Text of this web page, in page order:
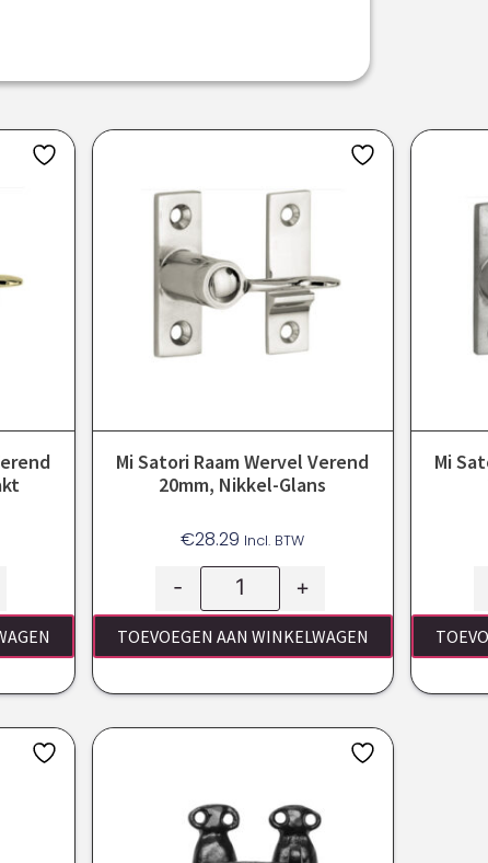
Mi Satori Raam Wervel Verend
20mm, Nikkel-Glans
€28.29 Incl. BTW
- +
TOEVOEGEN AAN WINKELWAGEN
Mi